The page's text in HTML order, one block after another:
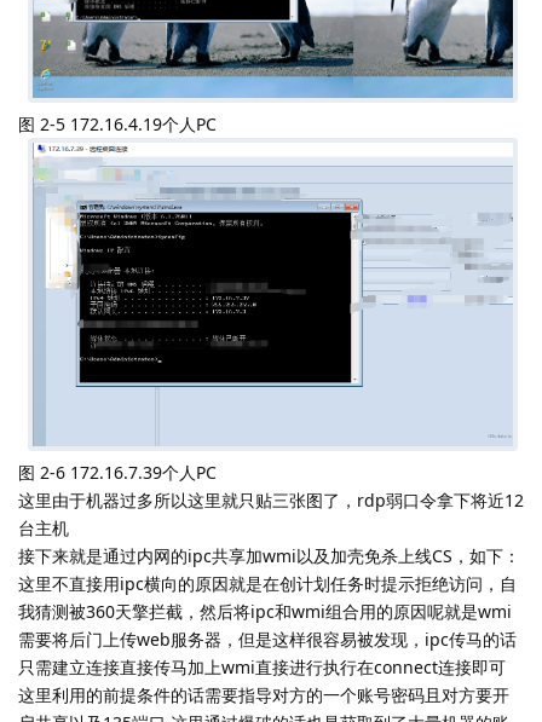
图 2-5 172.16.4.19个人PC
图 2-6 172.16.7.39个人PC
这里由于机器过多所以这里就只贴三张图了，rdp弱口令拿下将近12
台主机
接下来就是通过内网的ipc共享加wmi以及加壳免杀上线CS，如下：
这里不直接用ipc横向的原因就是在创计划任务时提示拒绝访问，自
我猜测被360天擎拦截，然后将ipc和wmi组合用的原因呢就是wmi
需要将后门上传web服务器，但是这样很容易被发现，ipc传马的话
只需建立连接直接传马加上wmi直接进行执行在connect连接即可
这里利用的前提条件的话需要指导对方的一个账号密码且对方要开